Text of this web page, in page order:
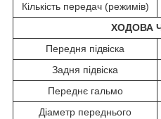
Кількість передач (режимів)
ХОДОВА
Передня підвіска
Задня підвіска
Переднє гальмо
Діаметр переднього